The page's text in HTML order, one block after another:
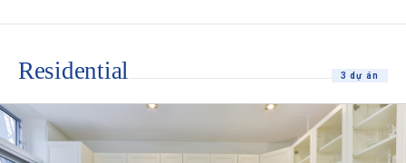
Residential 3 dự án